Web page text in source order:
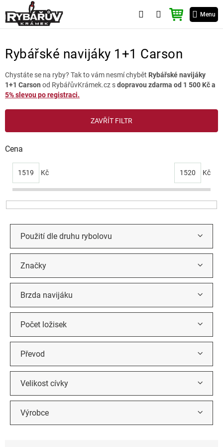
na
obsah
Menu
NÁKUPNÍ
KOŠÍK
Rybářské navijáky 1+1 Carson
Chystáte se na ryby? Tak to vám nesmí chybět Rybářské navijáky
1+1 Carson od RybářůvKrámek.cz sdopravou zdarma od 1 500 Kč a
5% slevou po registraci.
ZAVŘÍT FILTR
Cena
1519 Kč 1520 Kč
Značky
Brzda navijáku
Počet ložisek
Použití dle druhu rybolovu
Převod
Velikost cívky
Výrobce
V
p
i
d
u